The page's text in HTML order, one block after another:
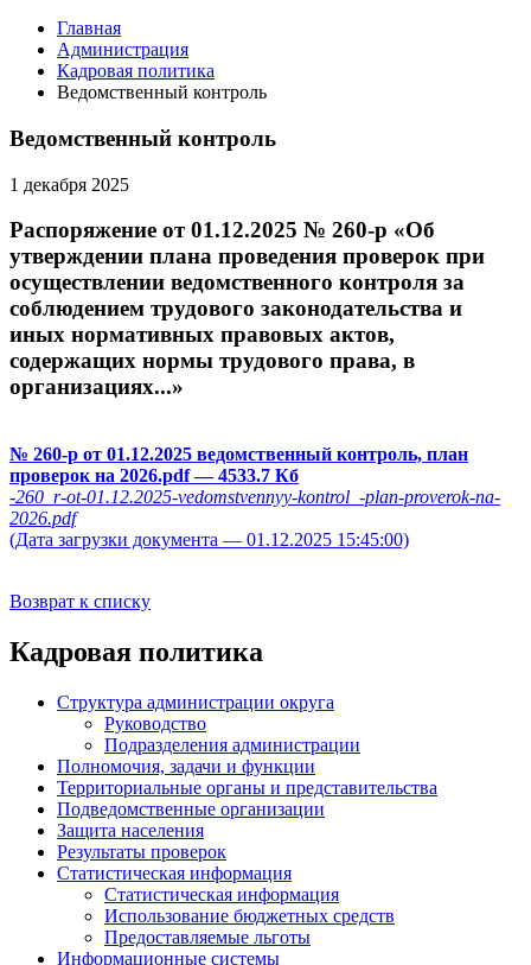
Главная
Администрация
Кадровая политика
Ведомственный контроль
Ведомственный контроль
1 декабря 2025
Распоряжение от 01.12.2025 № 260-р «Об
утверждении плана проведения проверок при
осуществлении ведомственного контроля за
соблюдением трудового законодательства и
иных нормативных правовых актов,
содержащих нормы трудового права, в
организациях...»
№ 260-р от 01.12.2025 ведомственный контроль, план
проверок на 2026.pdf— 4533.7 Кб
-260_r-ot-01.12.2025-vedomstvennyy-kontrol_-plan-proverok-na-
2026.pdf
(Дата загрузки документа — 01.12.2025 15:45:00)
Возврат к списку
Кадровая политика
Структура администрации округа
Руководство
Подразделения администрации
Полномочия, задачи и функции
Территориальные органы и представительства
Подведомственные организации
Защита населения
Результаты проверок
Статистическая информация
Статистическая информация
Использование бюджетных средств
Предоставляемые льготы
Информационные системы